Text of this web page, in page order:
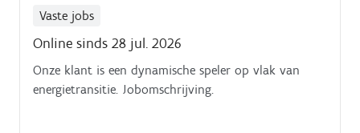
opvolgen van terugvorderingen van buitenlandse
nauwkeurige administratieve taken waarbij aandacht
voor detail essentieel is
Vaste jobs
Online sinds 28 jul. 2026
Onze klant is een dynamische speler op vlak van
energietransitie. Jobomschrijving.